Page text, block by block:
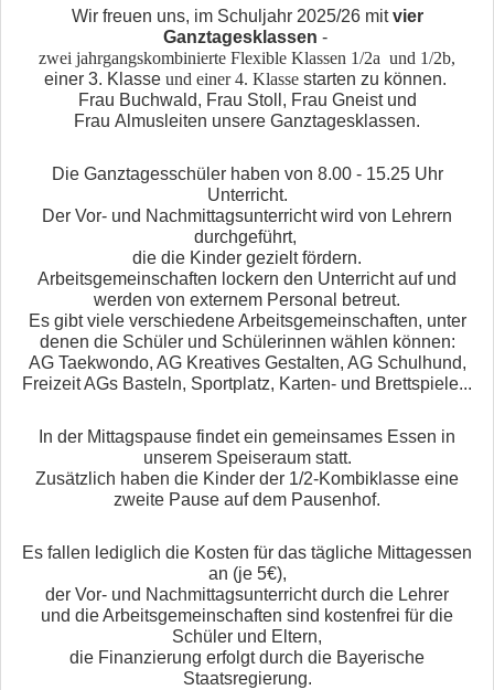
Wirfreuen uns, im Schuljahr 2025/26 mitvier
Ganztagesklassen -
zwei jahrgangskombinierte Flexible Klassen 1/2a und 1/2b,
einer 3. Klasseund einer 4. Klassestarten zu können.
Frau Buchwald, Frau Stoll, Frau Gneistund
Frau Almus leiten unsere Ganztagesklassen.
Die Ganztagesschüler haben von 8.00 - 15.25 Uhr
Unterricht.
Der Vor- und Nachmittagsunterricht wird von Lehrern
durchgeführt,
die die Kinder gezielt fördern.
Arbeitsgemeinschaften lockern den Unterricht auf und
werden von externem Personal betreut.
Es gibt viele verschiedene Arbeitsgemeinschaften, unter
denen die Schüler und Schülerinnen wählen können:
AG Taekwondo, AG Kreatives Gestalten, AG Schulhund,
Freizeit AGs Basteln, Sportplatz, Karten- und Brettspiele...
In der Mittagspause findet ein gemeinsames Essen in
unserem Speiseraum statt.
Zusätzlich haben die Kinder der 1/2-Kombiklasse eine
zweite Pause auf dem Pausenhof.
Es fallen lediglich die Kosten für das tägliche Mittagessen
an (je 5€),
der Vor- und Nachmittagsunterricht durch die Lehrer
und die Arbeitsgemeinschaften sind kostenfrei für die
Schüler und Eltern,
die Finanzierung erfolgt durch die Bayerische
Staatsregierung.